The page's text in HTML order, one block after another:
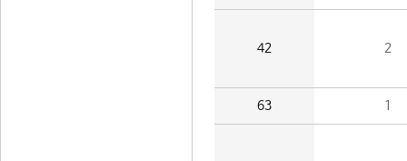
42 2
63 1